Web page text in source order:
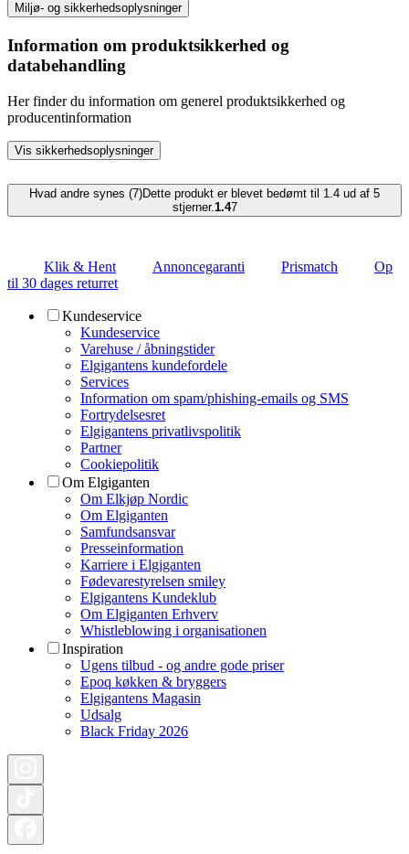
Miljø- og sikkerhedsoplysninger
Information om produktsikkerhed og
databehandling
Her finder du information om generel produktsikkerhed og
producentinformation
Vis sikkerhedsoplysninger
Hvad andre synes (7)Dette produkt er blevet bedømt til 1.4 ud af 5
stjerner.1.47
Klik & Hent Annoncegaranti Prismatch
Op
til 30 dages returret
Kundeservice
Kundeservice
Varehuse / åbningstider
Elgigantens kundefordele
Services
Information om spam/phishing-emails og SMS
Fortrydelsesret
Elgigantens privatlivspolitik
Partner
Cookiepolitik
Om Elgiganten
Om Elkjøp Nordic
Om Elgiganten
Samfundsansvar
Presseinformation
Karriere i Elgiganten
Fødevarestyrelsen smiley
Elgigantens Kundeklub
Om Elgiganten Erhverv
Whistleblowing i organisationen
Inspiration
Ugens tilbud - og andre gode priser
Epoq køkken & bryggers
Elgigantens Magasin
Udsalg
Black Friday 2026